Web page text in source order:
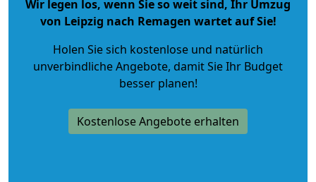
Wir legen los, wenn Sie so weit sind, Ihr Umzug
von Leipzig nach Remagen wartet auf Sie!
Holen Sie sich kostenlose und natürlich
unverbindliche Angebote, damit Sie Ihr Budget
besser planen!
Kostenlose Angebote erhalten